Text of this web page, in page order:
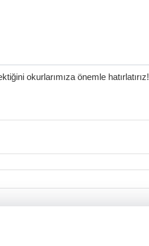
okurlarımıza önemle hatırlatırız!